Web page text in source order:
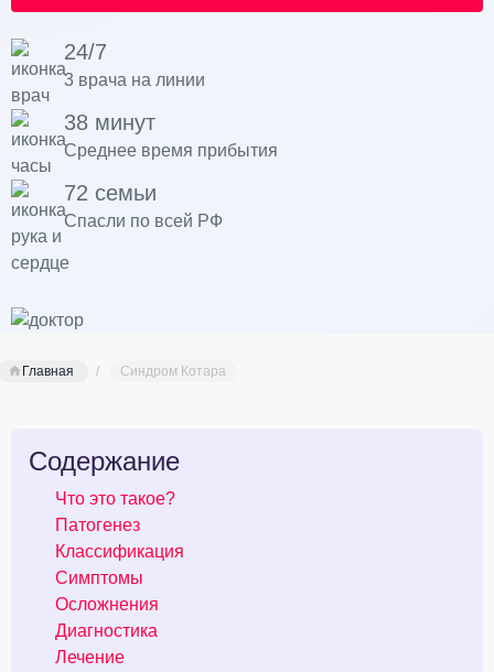
24/7
3 врача на линии
38 минут
Среднее время прибытия
72 семьи
Спасли по всей РФ
Главная Синдром Котара
Содержание
Что это такое?
Патогенез
Классификация
Симптомы
Осложнения
Диагностика
Лечение